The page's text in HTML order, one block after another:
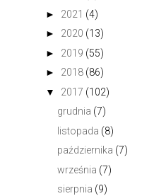
► 2021 (4)
► 2020 (13)
► 2019 (55)
► 2018 (86)
▼
2017 (102)
grudnia (7)
listopada (8)
października (7)
września (7)
sierpnia (9)